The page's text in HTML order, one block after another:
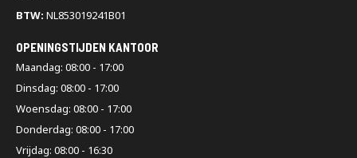
BTW: NL853019241B01
OPENINGSTIJDEN KANTOOR
Maandag: 08:00 - 17:00
Dinsdag: 08:00 - 17:00
Woensdag: 08:00 - 17:00
Donderdag: 08:00 - 17:00
Vrijdag: 08:00 - 16:30